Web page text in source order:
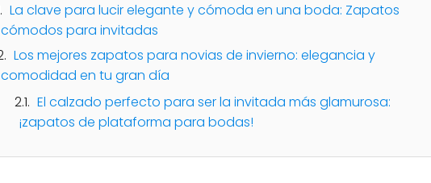
La clave para lucir elegante y cómoda en una boda: Zapatos
cómodos para invitadas
Los mejores zapatos para novias de invierno: elegancia y
comodidad en tu gran día
El calzado perfecto para ser la invitada más glamurosa:
¡zapatos de plataforma para bodas!